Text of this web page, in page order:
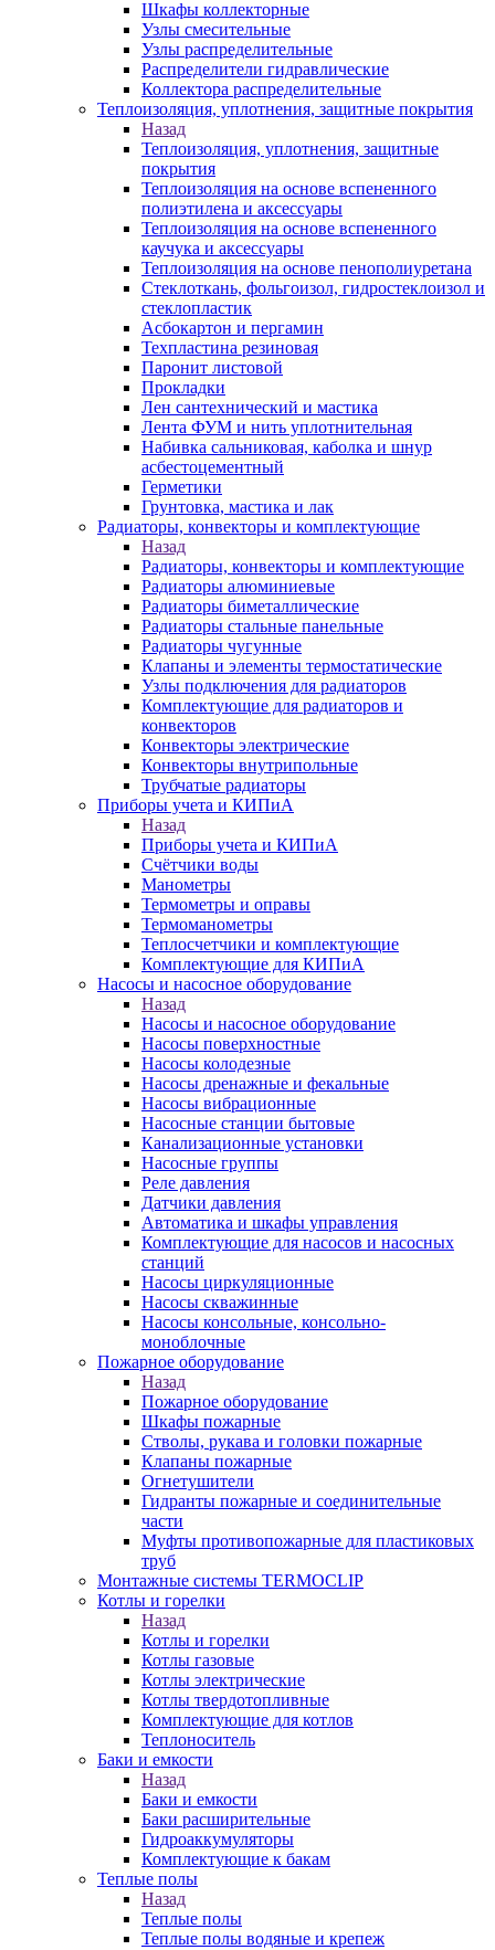
Шкафы коллекторные
Узлы смесительные
Узлы распределительные
Распределители гидравлические
Коллектора распределительные
Теплоизоляция, уплотнения, защитные покрытия
Назад
Теплоизоляция, уплотнения, защитные
покрытия
Теплоизоляция на основе вспененного
полиэтилена и аксессуары
Теплоизоляция на основе вспененного
каучука и аксессуары
Теплоизоляция на основе пенополиуретана
Стеклоткань, фольгоизол, гидростеклоизол и
стеклопластик
Асбокартон и пергамин
Техпластина резиновая
Паронит листовой
Прокладки
Лен сантехнический и мастика
Лента ФУМ и нить уплотнительная
Набивка сальниковая, каболка и шнур
асбестоцементный
Герметики
Грунтовка, мастика и лак
Радиаторы, конвекторы и комплектующие
Назад
Радиаторы, конвекторы и комплектующие
Радиаторы алюминиевые
Радиаторы биметаллические
Радиаторы стальные панельные
Радиаторы чугунные
Клапаны и элементы термостатические
Узлы подключения для радиаторов
Комплектующие для радиаторов и
конвекторов
Конвекторы электрические
Конвекторы внутрипольные
Трубчатые радиаторы
Приборы учета и КИПиА
Назад
Приборы учета и КИПиА
Счётчики воды
Манометры
Термометры и оправы
Термоманометры
Теплосчетчики и комплектующие
Комплектующие для КИПиА
Насосы и насосное оборудование
Назад
Насосы и насосное оборудование
Насосы поверхностные
Насосы колодезные
Насосы дренажные и фекальные
Насосы вибрационные
Насосные станции бытовые
Канализационные установки
Насосные группы
Реле давления
Датчики давления
Автоматика и шкафы управления
Комплектующие для насосов и насосных
станций
Насосы циркуляционные
Насосы скважинные
Насосы консольные, консольно-
моноблочные
Пожарное оборудование
Назад
Пожарное оборудование
Шкафы пожарные
Стволы, рукава и головки пожарные
Клапаны пожарные
Огнетушители
Гидранты пожарные и соединительные
части
Муфты противопожарные для пластиковых
труб
Монтажные системы TERMOCLIP
Котлы и горелки
Назад
Котлы и горелки
Котлы газовые
Котлы электрические
Котлы твердотопливные
Комплектующие для котлов
Теплоноситель
Баки и емкости
Назад
Баки и емкости
Баки расширительные
Гидроаккумуляторы
Комплектующие к бакам
Теплые полы
Назад
Теплые полы
Теплые полы водяные и крепеж